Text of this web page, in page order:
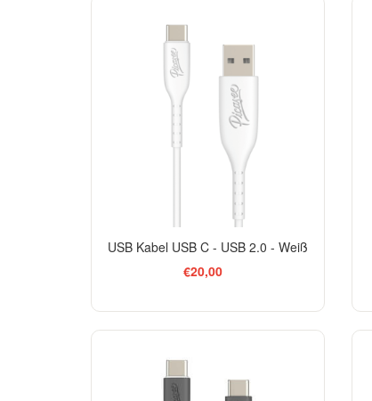
USB Kabel USB C - USB 2.0 - Weiß
€20,00